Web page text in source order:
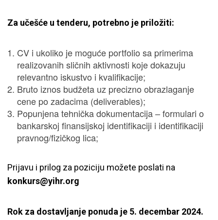
Za učešće u tenderu, potrebno je priložiti:
CV i ukoliko je moguće portfolio sa primerima
realizovanih sličnih aktivnosti koje dokazuju
relevantno iskustvo i kvalifikacije;
Bruto iznos budžeta uz precizno obrazlaganje
cene po zadacima (deliverables);
Popunjena tehnička dokumentacija – formulari o
bankarskoj finansijskoj identifikaciji i identifikaciji
pravnog/fizičkog lica;
Prijavu i prilog za poziciju možete poslati na
konkurs@yihr.org
Rok za dostavljanje ponuda je 5. decembar 2024.